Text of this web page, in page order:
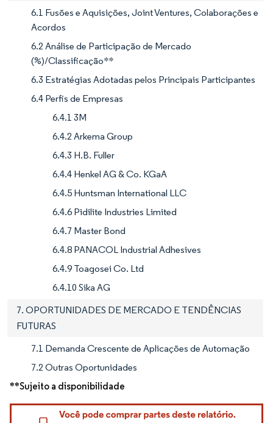
6.1 Fusões e Aquisições, Joint Ventures, Colaborações e
Acordos
6.2 Análise de Participação de Mercado
(%)/Classificação**
6.3 Estratégias Adotadas pelos Principais Participantes
6.4 Perfis de Empresas
6.4.1 3M
6.4.2 Arkema Group
6.4.3 H.B. Fuller
6.4.4 Henkel AG & Co. KGaA
6.4.5 Huntsman International LLC
6.4.6 Pidilite Industries Limited
6.4.7 Master Bond
6.4.8 PANACOL Industrial Adhesives
6.4.9 Toagosei Co. Ltd
6.4.10 Sika AG
7. OPORTUNIDADES DE MERCADO E TENDÊNCIAS
FUTURAS
7.1 Demanda Crescente de Aplicações de Automação
7.2 Outras Oportunidades
**Sujeito a disponibilidade